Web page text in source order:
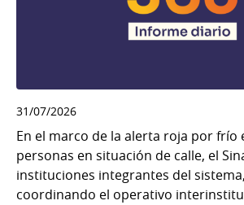
31/07/2026
En el marco de la alerta roja por frío
personas en situación de calle, el
instituciones integrantes del
coordinando el operativo